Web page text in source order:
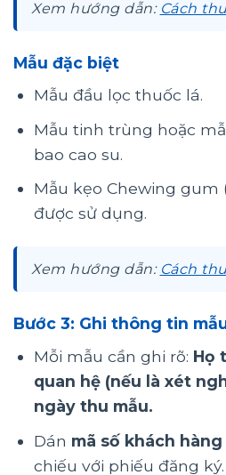
Xem hướng dẫn: Cách
Mẫu đặc biệt
Mẫu đầu lọc thuốc lá.
Mẫu tinh trùng hoặc
bao cao su.
Mẫu kẹo Chewing gum
được sử dụng.
Xem hướng dẫn: Cách
Bước 3: Ghi thông tin
Mỗi mẫu cần ghi rõ: Họ
quan hệ (nếu là xét
ngày thu mẫu.
Dán mã số khách hàng
chiếu với phiếu đăng ký.